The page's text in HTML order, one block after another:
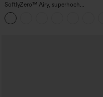
SoftlyZero™ Airy, superhoch
geschnittene 2-in-1 InstantCool Yoga-
Shorts 7" mit Taschen